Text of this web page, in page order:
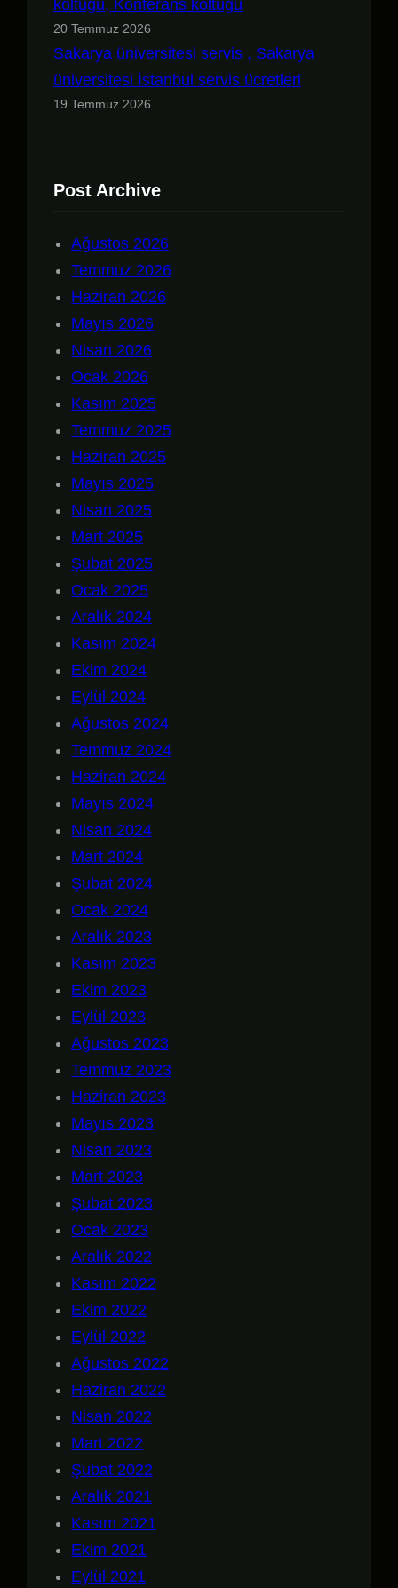
koltuğu, Konferans koltuğu
20 Temmuz 2026
Sakarya üniversitesi servis , Sakarya
üniversitesi İstanbul servis ücretleri
19 Temmuz 2026
Post Archive
Ağustos 2026
Temmuz 2026
Haziran 2026
Mayıs 2026
Nisan 2026
Ocak 2026
Kasım 2025
Temmuz 2025
Haziran 2025
Mayıs 2025
Nisan 2025
Mart 2025
Şubat 2025
Ocak 2025
Aralık 2024
Kasım 2024
Ekim 2024
Eylül 2024
Ağustos 2024
Temmuz 2024
Haziran 2024
Mayıs 2024
Nisan 2024
Mart 2024
Şubat 2024
Ocak 2024
Aralık 2023
Kasım 2023
Ekim 2023
Eylül 2023
Ağustos 2023
Temmuz 2023
Haziran 2023
Mayıs 2023
Nisan 2023
Mart 2023
Şubat 2023
Ocak 2023
Aralık 2022
Kasım 2022
Ekim 2022
Eylül 2022
Ağustos 2022
Haziran 2022
Nisan 2022
Mart 2022
Şubat 2022
Aralık 2021
Kasım 2021
Ekim 2021
Eylül 2021